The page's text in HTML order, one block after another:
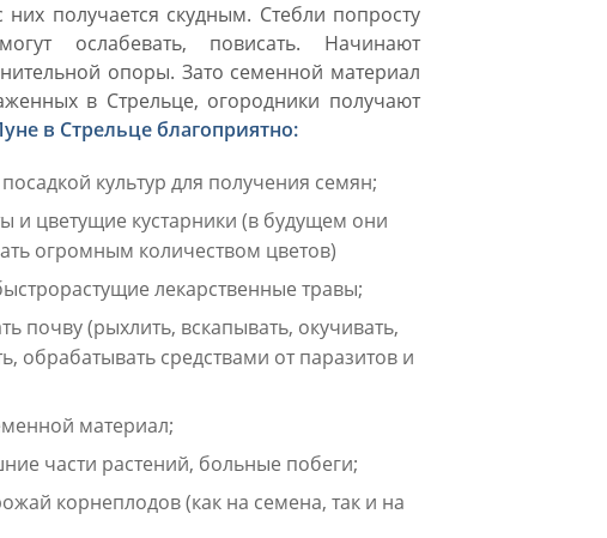
получается скудным. Стебли попросту
ослабевать, повисать. Начинают
опоры. Зато семенной материал
в Стрельце, огородники получают
в Стрельце благоприятно:
культур для получения семян;
и цветущие кустарники (в будущем они
огромным количеством цветов)
лекарственные травы;
почву (рыхлить, вскапывать, окучивать,
обрабатывать средствами от паразитов и
материал;
части растений, больные побеги;
корнеплодов (как на семена, так и на